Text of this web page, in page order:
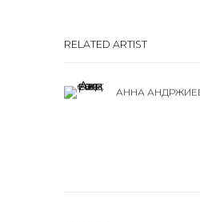
RELATED ARTIST
АННА